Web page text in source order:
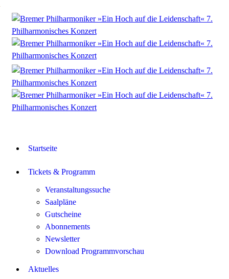
Startseite
Tickets & Programm
Veranstaltungssuche
Saalpläne
Gutscheine
Abonnements
Newsletter
Download Programmvorschau
Aktuelles